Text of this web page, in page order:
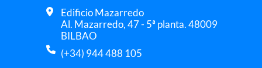
Edificio Mazarredo
Al. Mazarredo, 47 - 5ª planta. 48009
BILBAO
(+34) 944 488 105